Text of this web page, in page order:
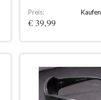
Preis:
€ 39,99
Kaufen